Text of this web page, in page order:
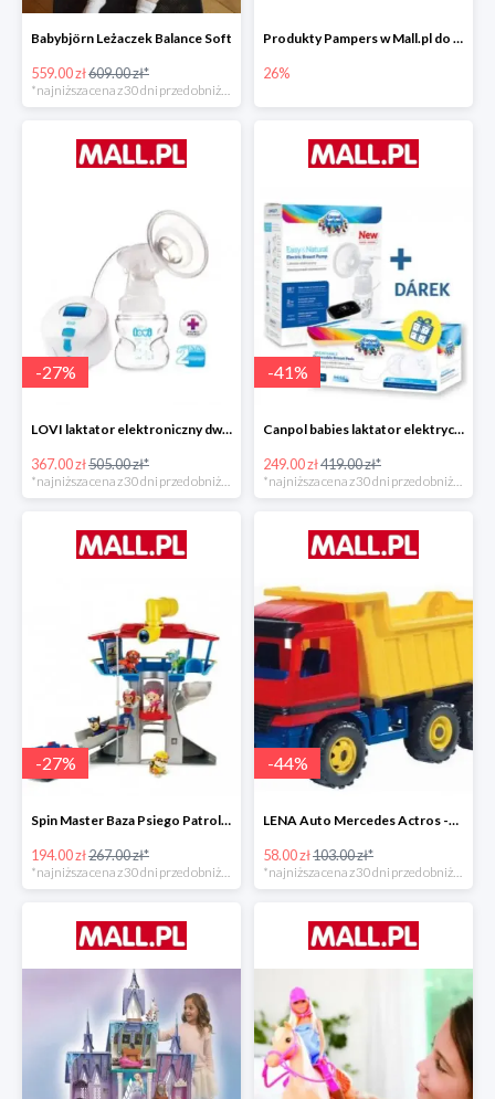
Babybjörn Leżaczek Balance Soft
559.00 zł609.00 zł*
Produkty Pampers w Mall.pl do -26%
26%
-27%
LOVI laktator elektroniczny dwufazowy Prolactis -27%
367.00 zł505.00 zł*
-41%
Canpol babies laktator elektryczny EASY NATURAL -40%
249.00 zł419.00 zł*
-27%
Spin Master Baza Psiego Patrolu -27%
194.00 zł267.00 zł*
*najniższa cena z 30 dni przed obniżką
-44%
LENA Auto Mercedes Actros -43%
58.00 zł103.00 zł*
*najniższa cena z 30 dni przed obniżką